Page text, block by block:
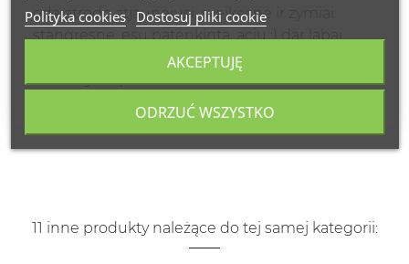
oda atrodo atjaunejusi, sveikesne ir zymiai
stangresne. esu patenkinta, aciu :) dar labai
patiko paakiu kremo meginukas, butinai
uzsisakysiu :)
11 inne produkty należące do tej samej kategorii:
Polityka cookies Dostosuj pliki cookie
ODRZUĆ WSZYSTKO
AKCEPTUJĘ